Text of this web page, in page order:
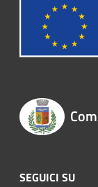
SEGUICI SU